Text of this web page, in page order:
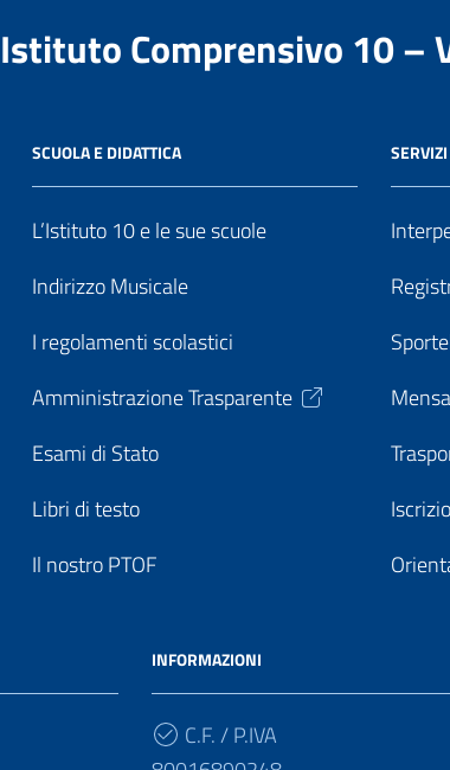
Istituto Comprensivo 10 –
SCUOLA E DIDATTICA
L’Istituto 10 e le sue scuole
Indirizzo Musicale
I regolamenti scolastici
Amministrazione Trasparente
Esami di Stato
Libri di testo
Il nostro PTOF
SERVIZI
INFORMAZIONI
C.F. / P.IVA